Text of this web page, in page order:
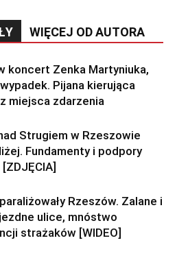
WIĘCEJ OD AUTORA
koncert Zenka Martyniuka,
Pijana kierująca
miejsca zdarzenia
Strugiem w Rzeszowie
Fundamenty i podpory
Rzeszów. Zalane i
ulice, mnóstwo
strażaków [WIDEO]